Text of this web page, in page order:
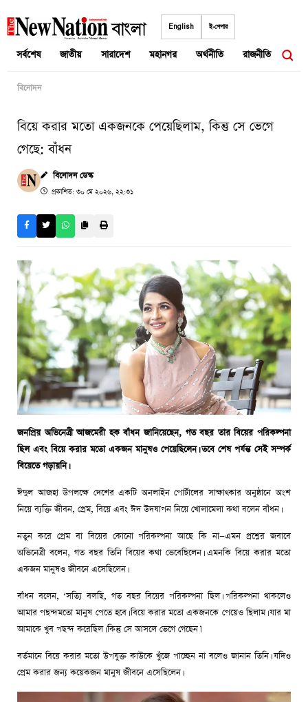
to
English ই-পেপার
সর্বশেষ জাতীয় সারাদেশ মহানগর অর্থনীতি রাজনীতি
বিনোদন
বিয়ে করার মতো একজনকে পেয়েছিলাম, কিন্তু সে ভেগে
গেছে: বাঁধন
বিনোদন ডেস্ক
প্রকাশিত: ৩০ মে ২০২৬, ২২:৩১
জনপ্রিয় অভিনেত্রী আজমেরী হক বাঁধন জানিয়েছেন, গত বছর তার বিয়ের পরিকল্পনা
ছিল এবং বিয়ে করার মতো একজন মানুষও পেয়েছিলেন। তবে শেষ পর্যন্ত সেই সম্পর্ক
বিয়েতে গড়ায়নি।
ঈদুল আজহা উপলক্ষে দেশের একটি অনলাইন পোর্টালের সাক্ষাৎকার অনুষ্ঠানে অংশ
নিয়ে ব্যক্তি জীবন, প্রেম, বিয়ে এবং ঈদ উদযাপন নিয়ে খোলামেলা কথা বলেন বাঁধন।
নতুন করে প্রেম বা বিয়ের কোনো পরিকল্পনা আছে কি না—এমন প্রশ্নের জবাবে
অভিনেত্রী বলেন, গত বছর তিনি বিয়ের কথা ভেবেছিলেন। এমনকি বিয়ে করার মতো
একজন মানুষও জীবনে এসেছিলেন।
বাঁধন বলেন, ‘সত্যি বলছি, গত বছর বিয়ের পরিকল্পনা ছিল। পরিকল্পনা থাকলেও
আমার পছন্দমতো মানুষ পেতে হবে। বিয়ে করার মতো একজনকে পেয়েও ছিলাম। যার মা
আমাকে খুব পছন্দ করেছিল। কিন্তু সে আসলে ভেগে গেছেন।’
বর্তমানে বিয়ে করার মতো উপযুক্ত কাউকে খুঁজে পাচ্ছেন না বলেও জানান তিনি। যদিও
প্রেম করার জন্য কয়েকজন মানুষ জীবনে এসেছিলেন।